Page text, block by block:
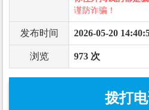
谨防诈骗！
发布时间 2026-05-20
浏览 973 次
拨打